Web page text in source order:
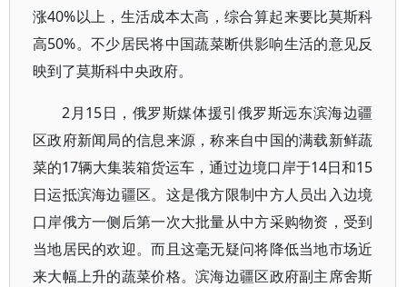
涨40%以上，生活成本太高，综合算起来要比莫斯科
高50%。不少居民将中国蔬菜断供影响生活的意见反
映到了莫斯科中央政府。
2月15日，俄罗斯媒体援引俄罗斯远东滨海边疆
区政府新闻局的信息来源，称来自中国的满载新鲜蔬
菜的17辆大集装箱货运车，通过边境口岸于14日和15
日运抵滨海边疆区。这是俄方限制中方人员出入边境
口岸俄方一侧后第一次大批量从中方采购物资，受到
当地居民的欢迎。而且这毫无疑问将降低当地市场近
来大幅上升的蔬菜价格。滨海边疆区政府副主席舍斯